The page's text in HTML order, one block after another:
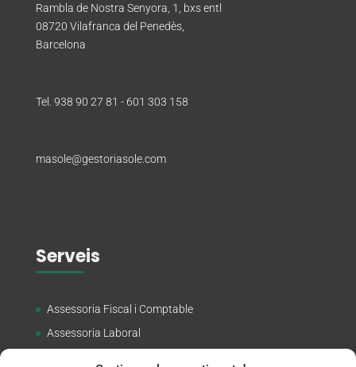
Rambla de Nostra Senyora, 1, bxs entl
08720 Vilafranca del Penedès,
Barcelona
Tel. 938 90 27 81 - 601 303 158
masole@gestoriasole.com
Serveis
Assessoria Fiscal i Comptable
Assessoria Laboral